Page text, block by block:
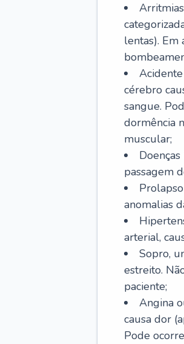
lentas). Em
cérebro
sangue.
dormência
muscular;
passagem
anomalias
arterial,
Sopro,
estreito.
paciente;
Angina
causa dor
Pode